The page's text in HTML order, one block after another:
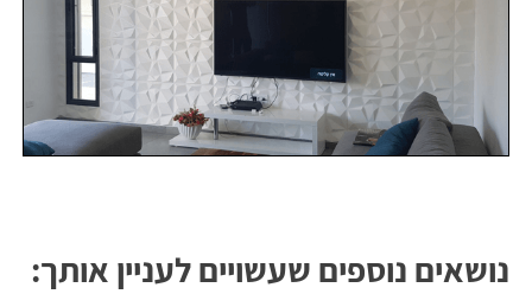
נושאים נוספים שעשויים לעניין אותך: